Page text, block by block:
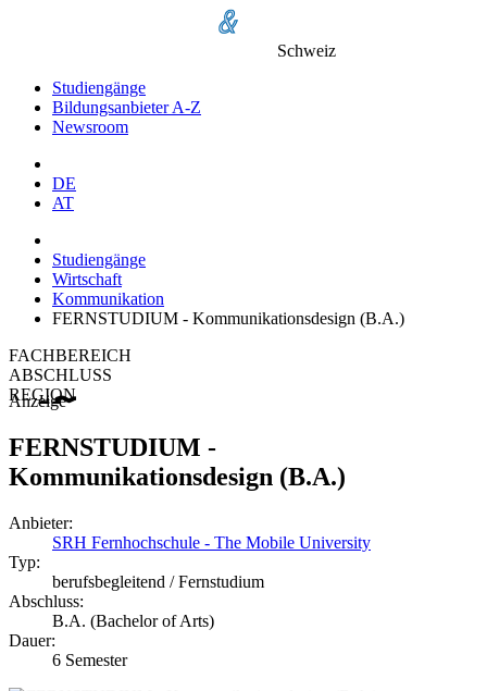
Schweiz
Studiengänge
Bildungsanbieter A-Z
Newsroom
DE
AT
Studiengänge
Wirtschaft
Kommunikation
FERNSTUDIUM - Kommunikationsdesign (B.A.)
FACHBEREICH
ABSCHLUSS
REGION
Anzeige
FERNSTUDIUM -
Kommunikationsdesign (B.A.)
Anbieter:
SRH Fernhochschule - The Mobile University
Typ:
berufsbegleitend / Fernstudium
Abschluss:
B.A. (Bachelor of Arts)
Dauer:
6 Semester